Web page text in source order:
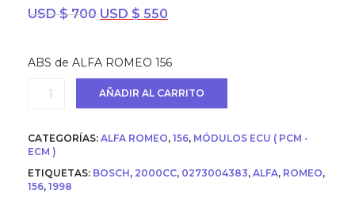
USD $700 El
era:
USD
$ 700.
USD $ 550
es:
USD
$ 550.
ABS de ALFA ROMEO 156
)
para
Romeo
156
AÑADIR AL CARRITO
CATEGORÍAS: ALFA ROMEO, 156, MÓDULOS ECU ( PCM -
ECM )
ETIQUETAS: BOSCH, 2000CC, 0273004383, ALFA, ROMEO,
156, 1998